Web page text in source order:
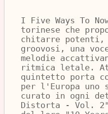
I Five Ways To
torinese che
chitarre
groovosi, una
melodie
ritmica letale.
quintetto porta
per l'Europa uno
curato in ogni
Distorta - Vol.